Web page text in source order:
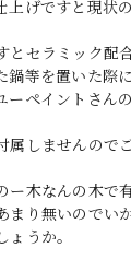
上げですと現状
とセラミック配
鍋等を置いた際
ーペイントさん
しませんので
ー木なんの木で
まり無いのでい
うか。